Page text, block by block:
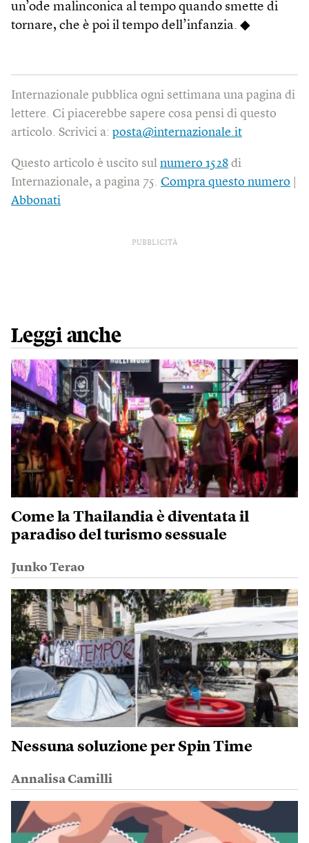
un’ode malinconica al tempo quando smette di
tornare, che è poi il tempo dell’infanzia. ◆
Internazionale pubblica ogni settimana una pagina di
lettere. Ci piacerebbe sapere cosa pensi di questo
articolo. Scrivici a: posta@internazionale.it
Questo articolo è uscito sul numero 1528 di
Internazionale, a pagina 75. Compra questo numero
Abbonati
PUBBLICITÀ
Leggi anche
Come la Thailandia è diventata il
paradiso del turismo sessuale
Junko Terao
Nessuna soluzione per Spin Time
Annalisa Camilli